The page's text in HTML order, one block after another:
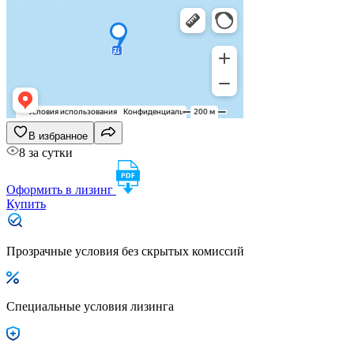
В избранное
8 за сутки
Оформить в лизинг
Купить
Прозрачные условия без скрытых комиссий
Специальные условия лизинга